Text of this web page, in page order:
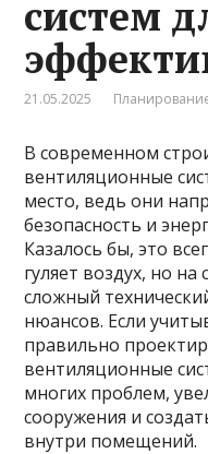
систем
21.05.2025
В современном
вентиляционные
место, ведь они
безопасность и
Казалось бы, это
гуляет воздух, но
сложный
нюансов. Если
правильно
вентиляционные
многих проблем,
сооружения и
внутри помещений.